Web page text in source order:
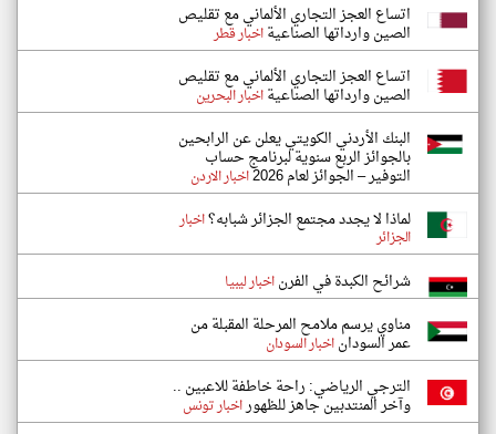
اتساع العجز التجاري الألماني مع تقليص
الصين وارداتها الصناعيةاخبار قطر
اتساع العجز التجاري الألماني مع تقليص
الصين وارداتها الصناعيةاخبار البحرين
البنك الأردني الكويتي يعلن عن الرابحين
بالجوائز الربع سنوية لبرنامج حساب
التوفير – الجوائز لعام 2026 اخبار الاردن
لماذا لا يجدد مجتمع الجزائر شبابه؟اخبار
الجزائر
شرائح الكبدة في الفرناخبار ليبيا
مناوي يرسم ملامح المرحلة المقبلة من
عمر السوداناخبار السودان
الترجي الرياضي: راحة خاطفة للاعبين ..
وآخر المنتدبين جاهز للظهوراخبار تونس